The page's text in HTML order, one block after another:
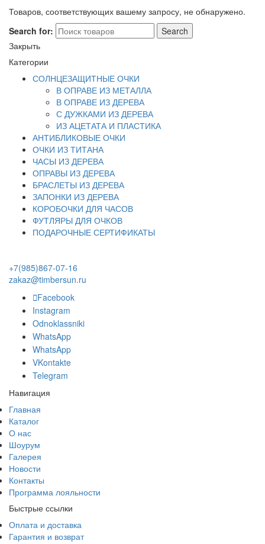
Товаров, соответствующих вашему запросу, не обнаружено.
Search for:
Search
Закрыть
Категории
СОЛНЦЕЗАЩИТНЫЕ ОЧКИ
В ОПРАВЕ ИЗ МЕТАЛЛА
В ОПРАВЕ ИЗ ДЕРЕВА
С ДУЖКАМИ ИЗ ДЕРЕВА
ИЗ АЦЕТАТА И ПЛАСТИКА
АНТИБЛИКОВЫЕ ОЧКИ
ОЧКИ ИЗ ТИТАНА
ЧАСЫ ИЗ ДЕРЕВА
ОПРАВЫ ИЗ ДЕРЕВА
БРАСЛЕТЫ ИЗ ДЕРЕВА
ЗАПОНКИ ИЗ ДЕРЕВА
КОРОБОЧКИ ДЛЯ ЧАСОВ
ФУТЛЯРЫ ДЛЯ ОЧКОВ
ПОДАРОЧНЫЕ СЕРТИФИКАТЫ
+7(985)867-07-16
zakaz@timbersun.ru
Facebook
Instagram
Odnoklassniki
WhatsApp
WhatsApp
VKontakte
Telegram
Навигация
Главная
Каталог
О нас
Шоурум
Галерея
Новости
Контакты
Программа лояльности
Быстрые ссылки
Оплата и доставка
Гарантия и возврат